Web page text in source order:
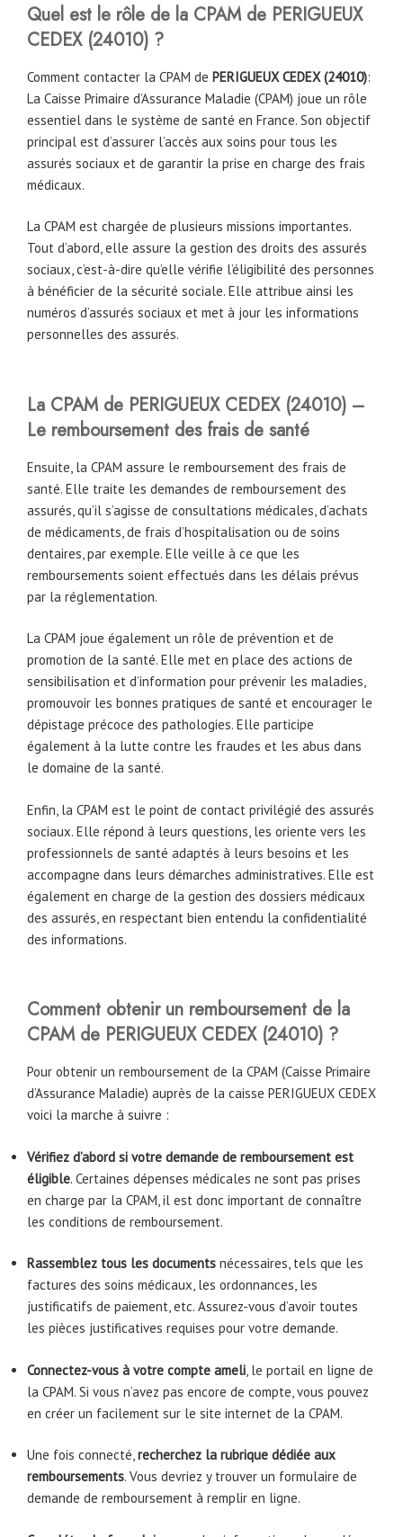
Quel est le rôle de la CPAM de PERIGUEUX
CEDEX (24010) ?
Comment contacter la CPAM de PERIGUEUX CEDEX (24010):
La Caisse Primaire d’Assurance Maladie (CPAM) joue un rôle
essentiel dans le système de santé en France. Son objectif
principal est d’assurer l’accès aux soins pour tous les
assurés sociaux et de garantir la prise en charge des frais
médicaux.
La CPAM est chargée de plusieurs missions importantes.
Tout d’abord, elle assure la gestion des droits des assurés
sociaux, c’est-à-dire qu’elle vérifie l’éligibilité des personnes
à bénéficier de la sécurité sociale. Elle attribue ainsi les
numéros d’assurés sociaux et met à jour les informations
personnelles des assurés.
La CPAM de PERIGUEUX CEDEX (24010) –
Le remboursement des frais de santé
Ensuite, la CPAM assure le remboursement des frais de
santé. Elle traite les demandes de remboursement des
assurés, qu’il s’agisse de consultations médicales, d’achats
de médicaments, de frais d’hospitalisation ou de soins
dentaires, par exemple. Elle veille à ce que les
remboursements soient effectués dans les délais prévus
par la réglementation.
La CPAM joue également un rôle de prévention et de
promotion de la santé. Elle met en place des actions de
sensibilisation et d’information pour prévenir les maladies,
promouvoir les bonnes pratiques de santé et encourager le
dépistage précoce des pathologies. Elle participe
également à la lutte contre les fraudes et les abus dans
le domaine de la santé.
Enfin, la CPAM est le point de contact privilégié des assurés
sociaux. Elle répond à leurs questions, les oriente vers les
professionnels de santé adaptés à leurs besoins et les
accompagne dans leurs démarches administratives. Elle est
également en charge de la gestion des dossiers médicaux
des assurés, en respectant bien entendu la confidentialité
des informations.
Comment obtenir un remboursement de la
CPAM de PERIGUEUX CEDEX (24010) ?
Pour obtenir un remboursement de la CPAM (Caisse Primaire
d’Assurance Maladie) auprès de la caisse PERIGUEUX CEDEX
voici la marche à suivre :
Vérifiez d’abord si votre demande de remboursement est
éligible. Certaines dépenses médicales ne sont pas prises
en charge par la CPAM, il est donc important de connaître
les conditions de remboursement.
Rassemblez tous les documents nécessaires, tels que les
factures des soins médicaux, les ordonnances, les
justificatifs de paiement, etc. Assurez-vous d’avoir toutes
les pièces justificatives requises pour votre demande.
Connectez-vous à votre compte ameli, le portail en ligne de
la CPAM. Si vous n’avez pas encore de compte, vous pouvez
en créer un facilement sur le site internet de la CPAM.
Une fois connecté,recherchez la rubrique dédiée aux
remboursements. Vous devriez y trouver un formulaire de
demande de remboursement à remplir en ligne.